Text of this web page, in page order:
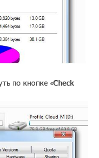
по кнопке «Сheck